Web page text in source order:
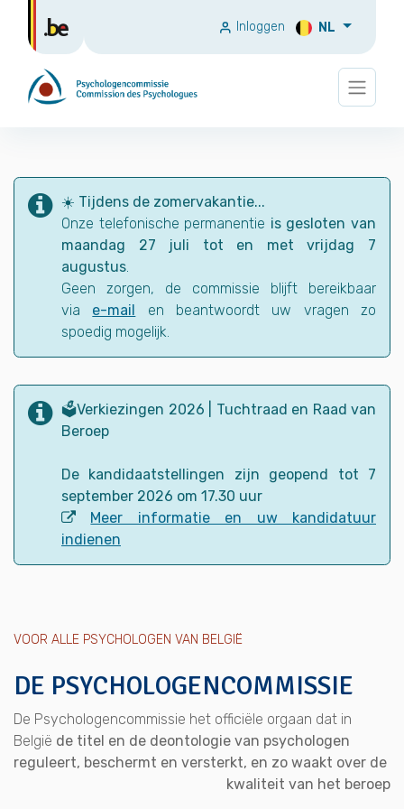
Inloggen NL
☀️ Tijdens de zomervakantie...
Onze telefonische permanentie is gesloten van
maandag 27 juli tot en met vrijdag 7
augustus
Geen zorgen, de commissie blijft bereikbaar
via e-mail
en beantwoordt uw vragen zo
spoedig mogelijk.
🗳️Verkiezingen 2026 | Tuchtraad en Raad van
Beroep
De kandidaatstellingen zijn geopend tot 7
september 2026 om 17.30 uur
Meer informatie en uw kandidatuur
indienen
VOOR ALLE PSYCHOLOGEN VAN BELGIË
DE PSYCHOLOGENCOMMISSIE
De Psychologencommissie het officiële orgaan dat in
België de titel en de deontologie van psychologen
reguleert, beschermt en versterkt, en zo waakt over de
kwaliteit van het beroep